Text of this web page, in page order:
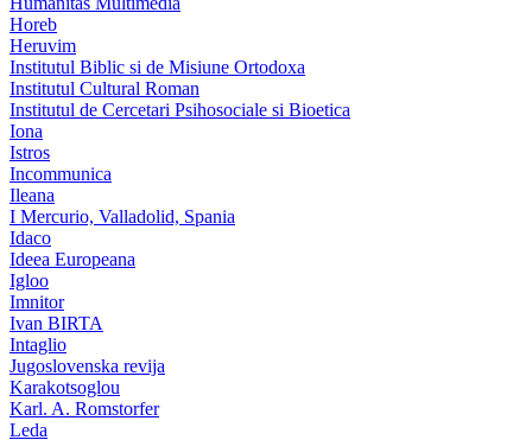
Horeb
Heruvim
Institutul Biblic si de Misiune Ortodoxa
Institutul Cultural Roman
Institutul de Cercetari Psihosociale si Bioetica
Iona
Istros
Incommunica
Ileana
I Mercurio, Valladolid, Spania
Idaco
Ideea Europeana
Igloo
Imnitor
Ivan BIRTA
Intaglio
Jugoslovenska revija
Karakotsoglou
Karl. A. Romstorfer
Leda